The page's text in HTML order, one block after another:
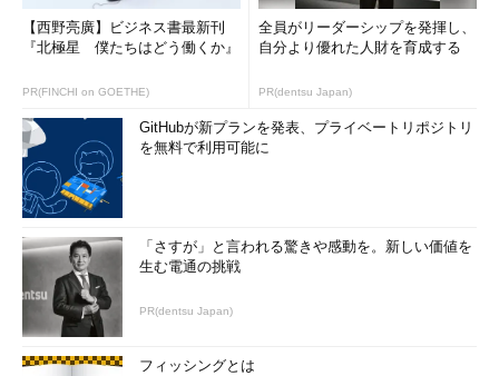
【西野亮廣】ビジネス書最新刊
『北極星 僕たちはどう働くか』
PR(FINCHI on GOETHE)
全員がリーダーシップを発揮し、
自分より優れた人財を育成する
PR(dentsu Japan)
GitHubが新プランを発表、プライベートリポジトリ
を無料で利用可能に
「さすが」と言われる驚きや感動を。新しい価値を
生む電通の挑戦
PR(dentsu Japan)
フィッシングとは